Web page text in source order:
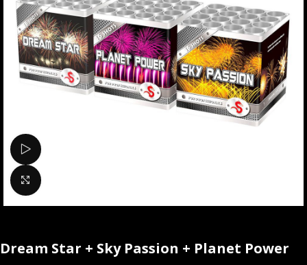
Bekijk video
Klik om te vergroten
Dream Star + Sky Passion + Planet Power